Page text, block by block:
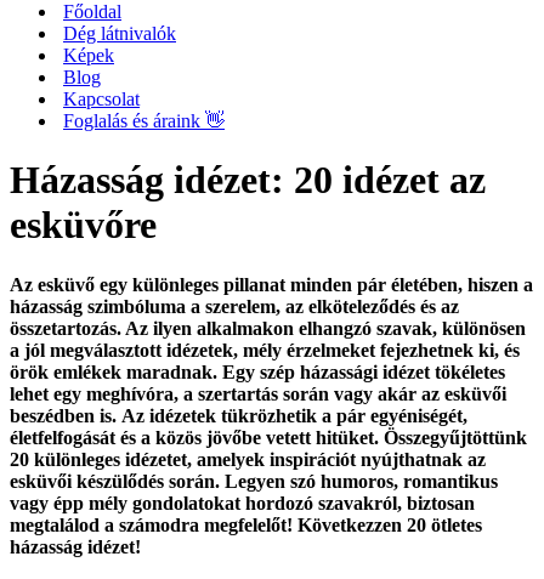
Főoldal
Dég látnivalók
Képek
Blog
Kapcsolat
Foglalás és áraink 👋
Házasság idézet: 20 idézet az
esküvőre
Az esküvő egy különleges pillanat minden pár életében, hiszen a
házasság szimbóluma a szerelem, az elköteleződés és az
összetartozás. Az ilyen alkalmakon elhangzó szavak, különösen
a jól megválasztott idézetek, mély érzelmeket fejezhetnek ki, és
örök emlékek maradnak. Egy szép házassági idézet tökéletes
lehet egy meghívóra, a szertartás során vagy akár az esküvői
beszédben is. Az idézetek tükrözhetik a pár egyéniségét,
életfelfogását és a közös jövőbe vetett hitüket. Összegyűjtöttünk
20 különleges idézetet, amelyek inspirációt nyújthatnak az
esküvői készülődés során. Legyen szó humoros, romantikus
vagy épp mély gondolatokat hordozó szavakról, biztosan
megtalálod a számodra megfelelőt! Következzen 20 ötletes
házasság idézet!